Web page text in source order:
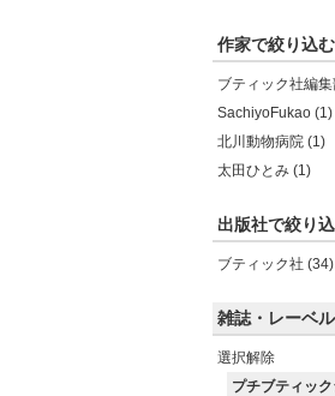
作家で絞り込む
ブティック社編
SachiyoFukao (1)
北川動物病院 (1)
太田ひとみ (1)
出版社で絞り
ブティック社 (34)
雑誌・レーベ
選択解除
プチブティッ